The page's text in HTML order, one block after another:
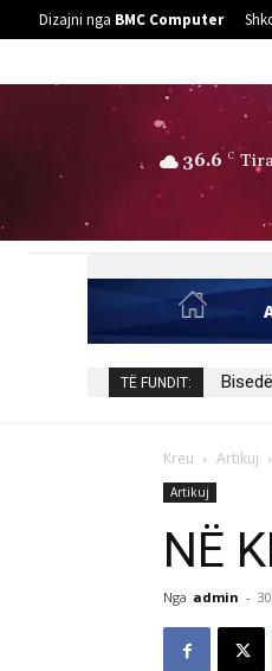
Dizajni nga BMC Computer
36.6 C
TË FUNDIT:
Kreu Artikuj
Artikuj
NË
Nga admin -